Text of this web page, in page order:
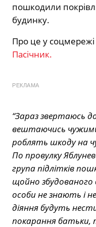
пошкодили
будинку.
Про це у
Пасічник.
РЕКЛАМА
“Зараз звертаюсь
вештаючись
роблять шкоду на
По провулку
група підлітків
щойно збудованого
особи не знають і
діяння будуть
покарання батьки,